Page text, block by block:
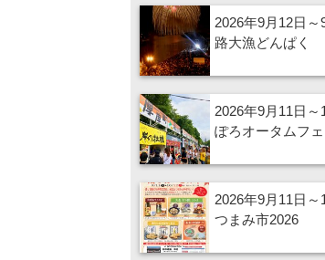
2026年9月12日
路大漁どんぱく
2026年9月11日
ぽろオータムフェ
2026年9月11日
つまみ市2026